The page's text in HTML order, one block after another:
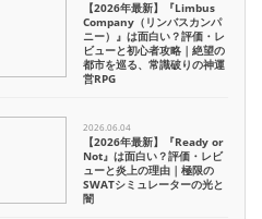
【2026年最新】『Limbus
Company（リンバスカンパ
ニー）』は面白い？評価・レ
ビューと初心者攻略｜絶望の
都市を巡る、常識破りの神運
営RPG
2026.06.04
【2026年最新】『Ready or
Not』は面白い？評価・レビ
ューと炎上の理由｜極限の
SWATシミュレーターの光と
闇